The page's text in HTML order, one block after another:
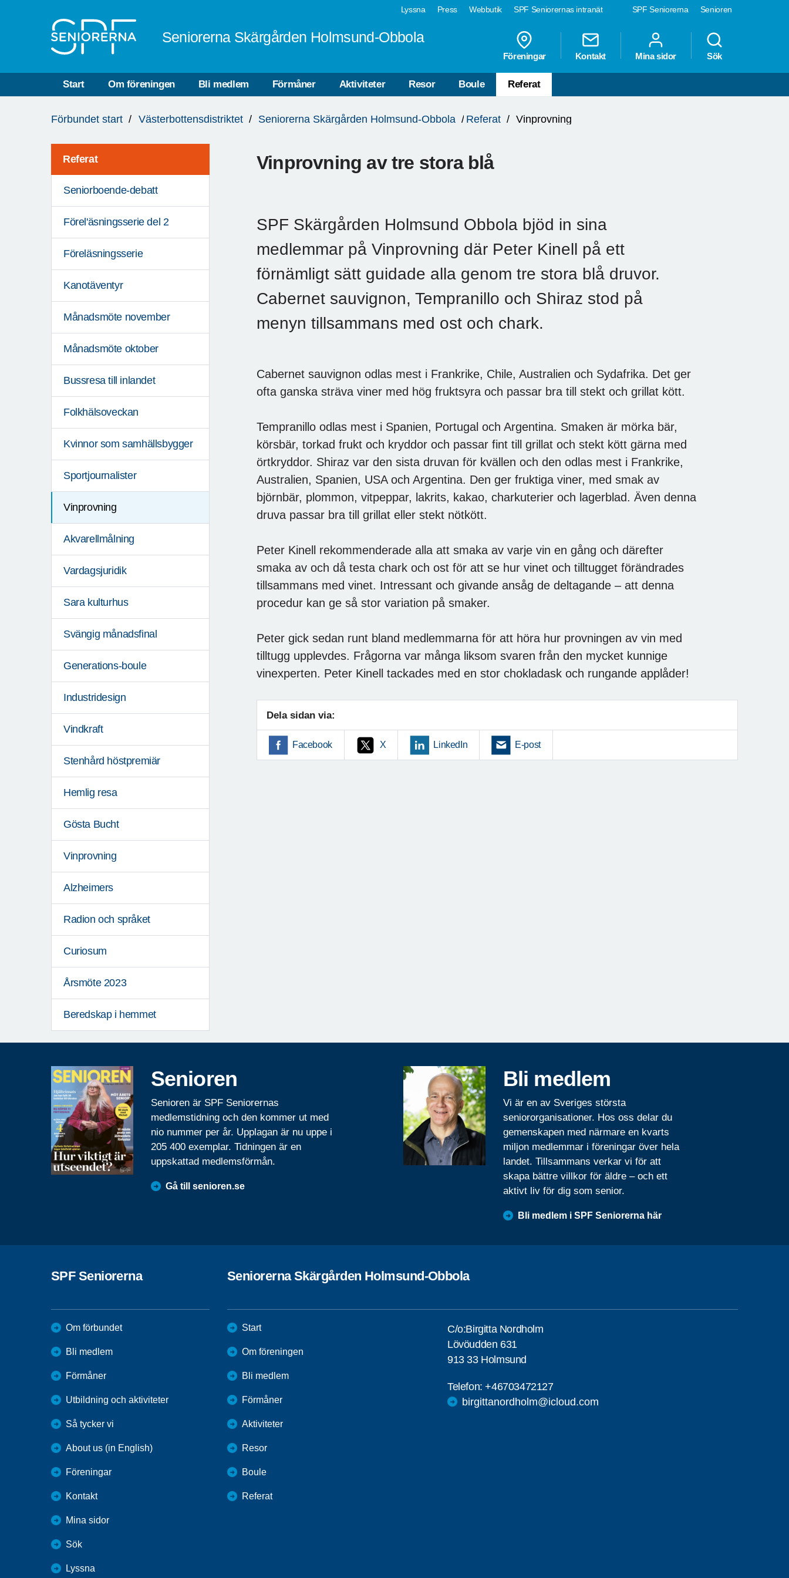
SPF Seniorerna Senioren
Lyssna Press Webbutik SPF Seniorernas intranät
Seniorerna Skärgården Holmsund-Obbola
Föreningar Kontakt Mina sidor Sök
Start Om föreningen Bli medlem Förmåner Aktiviteter Resor Boule Referat
är
Förbundet start Västerbottensdistriktet Seniorerna Skärgården Holmsund-Obbola Referat Vinprovning
Referat
Seniorboende-debatt
Förel'äsningsserie del 2
Föreläsningsserie
Kanotäventyr
Månadsmöte november
Månadsmöte oktober
Bussresa till inlandet
Folkhälsoveckan
Kvinnor som samhällsbygger
Sportjournalister
Vinprovning
Akvarellmålning
Vardagsjuridik
Sara kulturhus
Svängig månadsfinal
Generations-boule
Industridesign
Vindkraft
Stenhård höstpremiär
Hemlig resa
Gösta Bucht
Vinprovning
Alzheimers
Radion och språket
Curiosum
Årsmöte 2023
Beredskap i hemmet
Vinprovning av tre stora blå
SPF Skärgården Holmsund Obbola bjöd in sina
medlemmar på Vinprovning där Peter Kinell på ett
förnämligt sätt guidade alla genom tre stora blå druvor.
Cabernet sauvignon, Tempranillo och Shiraz stod på
menyn tillsammans med ost och chark.
Cabernet sauvignon odlas mest i Frankrike, Chile, Australien och Sydafrika. Det ger
ofta ganska sträva viner med hög fruktsyra och passar bra till stekt och grillat kött.
Tempranillo odlas mest i Spanien, Portugal och Argentina. Smaken är mörka bär,
körsbär, torkad frukt och kryddor och passar fint till grillat och stekt kött gärna med
örtkryddor. Shiraz var den sista druvan för kvällen och den odlas mest i Frankrike,
Australien, Spanien, USA och Argentina. Den ger fruktiga viner, med smak av
björnbär, plommon, vitpeppar, lakrits, kakao, charkuterier och lagerblad. Även denna
druva passar bra till grillat eller stekt nötkött.
Peter Kinell rekommenderade alla att smaka av varje vin en gång och därefter
smaka av och då testa chark och ost för att se hur vinet och tilltugget förändrades
tillsammans med vinet. Intressant och givande ansåg de deltagande – att denna
procedur kan ge så stor variation på smaker.
Peter gick sedan runt bland medlemmarna för att höra hur provningen av vin med
tilltugg upplevdes. Frågorna var många liksom svaren från den mycket kunnige
vinexperten. Peter Kinell tackades med en stor chokladask och rungande applåder!
Dela sidan via:
Facebook X LinkedIn E-post
Senioren
Senioren är SPF Seniorernas
medlemstidning och den kommer ut med
nio nummer per år. Upplagan är nu uppe i
205 400 exemplar. Tidningen är en
uppskattad medlemsförmån.
Gå till senioren.se
Bli medlem
Vi är en av Sveriges största
seniororganisationer. Hos oss delar du
gemenskapen med närmare en kvarts
miljon medlemmar i föreningar över hela
landet. Tillsammans verkar vi för att
skapa bättre villkor för äldre – och ett
aktivt liv för dig som senior.
Bli medlem i SPF Seniorerna här
SPF Seniorerna
Om förbundet
Bli medlem
Förmåner
Utbildning och aktiviteter
Så tycker vi
About us (in English)
Föreningar
Kontakt
Mina sidor
Sök
Lyssna
Seniorerna Skärgården Holmsund-Obbola
Start
Om föreningen
Bli medlem
Förmåner
Aktiviteter
Resor
Boule
Referat
C/o:Birgitta Nordholm
Lövöudden 631
913 33 Holmsund
Telefon:+46703472127
birgittanordholm@icloud.com